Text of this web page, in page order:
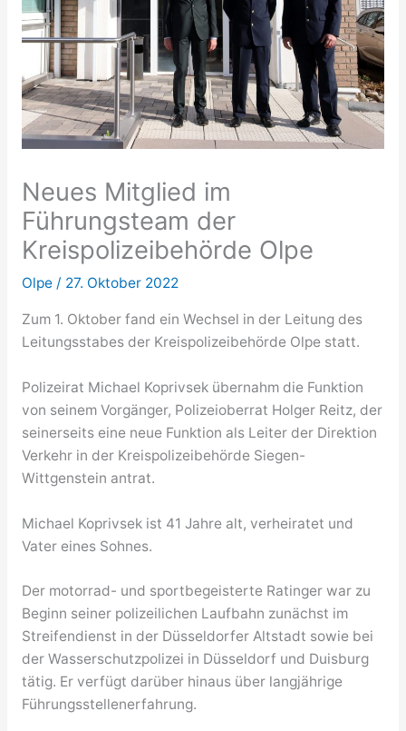
Neues Mitglied im
Führungsteam der
Kreispolizeibehörde Olpe
Olpe/ 27. Oktober 2022
Zum 1. Oktober fand ein Wechsel in der Leitung des
Leitungsstabes der Kreispolizeibehörde Olpe statt.
Polizeirat Michael Koprivsek übernahm die Funktion
von seinem Vorgänger, Polizeioberrat Holger Reitz, der
seinerseits eine neue Funktion als Leiter der Direktion
Verkehr in der Kreispolizeibehörde Siegen-
Wittgenstein antrat.
Michael Koprivsek ist 41 Jahre alt, verheiratet und
Vater eines Sohnes.
Der motorrad- und sportbegeisterte Ratinger war zu
Beginn seiner polizeilichen Laufbahn zunächst im
Streifendienst in der Düsseldorfer Altstadt sowie bei
der Wasserschutzpolizei in Düsseldorf und Duisburg
tätig. Er verfügt darüber hinaus über langjährige
Führungsstellenerfahrung.